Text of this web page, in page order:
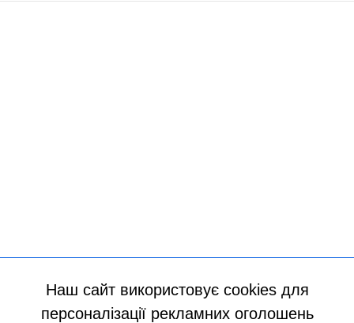
Наш сайт використовує cookies для
персоналізації рекламних оголошень